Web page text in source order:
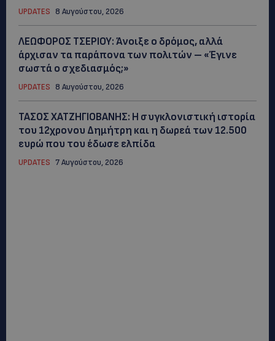
UPDATES 8 Αυγούστου, 2026
ΛΕΩΦΟΡΟΣ ΤΣΕΡΙΟΥ: Άνοιξε ο δρόμος, αλλά
άρχισαν τα παράπονα των πολιτών – «Έγινε
σωστά ο σχεδιασμός;»
UPDATES 8 Αυγούστου, 2026
ΤΑΣΟΣ ΧΑΤΖΗΓΙΟΒΑΝΗΣ: Η συγκλονιστική ιστορία
του 12χρονου Δημήτρη και η δωρεά των 12.500
ευρώ που του έδωσε ελπίδα
UPDATES 7 Αυγούστου, 2026